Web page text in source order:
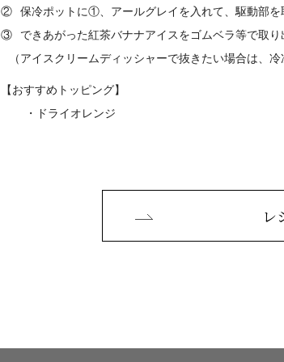
② 保冷ポットに①、アールグレイを入れて、駆動部
③ できあがった紅茶バナナアイスをゴムベラ等で取り
（アイスクリームディッシャーで抜きたい場合は、
【おすすめトッピング】
・ドライオレンジ
レ